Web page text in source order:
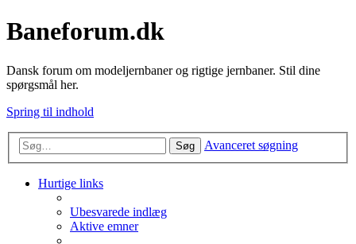
Baneforum.dk
Dansk forum om modeljernbaner og rigtige jernbaner. Stil dine
spørgsmål her.
Spring til indhold
Søg Avanceret søgning
Hurtige links
Ubesvarede indlæg
Aktive emner